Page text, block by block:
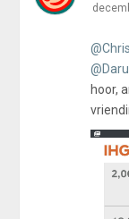
@Chris
hoor,